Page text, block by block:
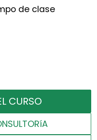
de clase
CURSO